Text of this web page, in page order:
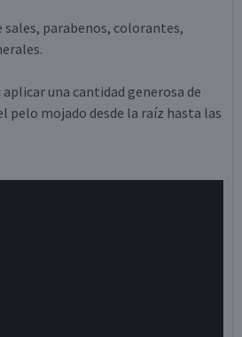
sales, parabenos, colorantes,
aplicar una cantidad generosa de
pelo mojado desde la raíz hasta las